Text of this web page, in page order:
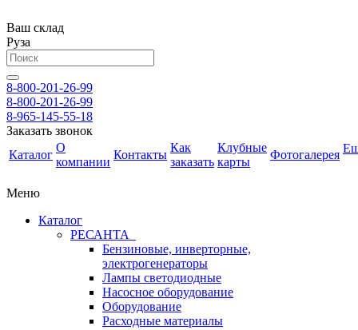
Ваш склад
Руза
8-800-201-26-99
8-800-201-26-99
8-965-145-55-18
Заказать звонок
Каталог
О
компании
Контакты
Как
заказать
Клубные
карты
Фотогалерея
Меню
Каталог
РЕСАНТА
Бензиновые, инверторные,
электрогенераторы
Лампы светодиодные
Насосное оборудование
Оборудование
Расходные материалы